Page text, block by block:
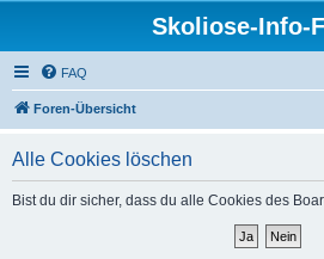
Skoliose-Info-
FAQ
Foren-Übersicht
Alle Cookies löschen
Bist du dir sicher, dass du alle Cookies des